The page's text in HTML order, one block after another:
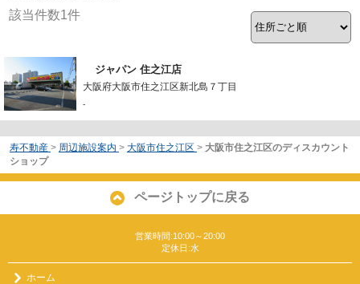
該当件数1件
ジャパン 住之江店
大阪府大阪市住之江区新北島７丁目
-
寿不動産 > 周辺施設案内 > 大阪市住之江区 > 大阪市住之江区のディスカウント
ショップ
ページトップに戻る
営業時間:10:00～20:00
定休日:水
ホーム